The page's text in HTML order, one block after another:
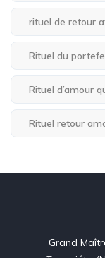
rituel de retour
Rituel du
Rituel d’amour
Rituel retour
Grand